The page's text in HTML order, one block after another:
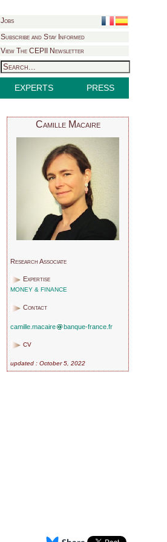
Jobs
Subscribe and Stay Informed
View The CEPII Newsletter
EXPERTS PRESS
Camille Macaire
Research Associate
Expertise
MONEY & FINANCE
Contact
camille.macaire banque-france.fr
CV
updated : October 5, 2022